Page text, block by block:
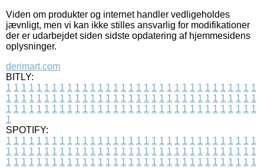
Viden om produkter og internet handler vedligeholdes
jævnligt, men vi kan ikke stilles ansvarlig for modifikationer
der er udarbejdet siden sidste opdatering af hjemmesidens
oplysninger.
derimart.com
BITLY:
1 1 1 1 1 1 1 1 1 1 1 1 1 1 1 1 1 1 1 1 1 1 1 1 1 1 1 1 1 1 1 1 1
1 1 1 1 1 1 1 1 1 1 1 1 1 1 1 1 1 1 1 1 1 1 1 1 1 1 1 1 1 1 1 1 1
1 1 1 1 1 1 1 1 1 1 1 1 1 1 1 1 1 1 1 1 1 1 1 1 1 1 1 1 1 1 1 1 1
1
SPOTIFY:
1 1 1 1 1 1 1 1 1 1 1 1 1 1 1 1 1 1 1 1 1 1 1 1 1 1 1 1 1 1 1 1 1
1 1 1 1 1 1 1 1 1 1 1 1 1 1 1 1 1 1 1 1 1 1 1 1 1 1 1 1 1 1 1 1 1
1 1 1 1 1 1 1 1 1 1 1 1 1 1 1 1 1 1 1 1 1 1 1 1 1 1 1 1 1 1 1 1 1